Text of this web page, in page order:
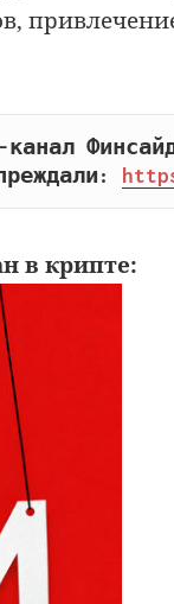
канал
в крипте: